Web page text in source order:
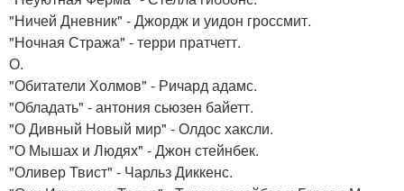
"Ничей Дневник" - Джордж и уидон гроссмит.
"Ночная Стража" - терри пратчетт.
О.
"Обитатели Холмов" - Ричард адамс.
"Обладать" - антония сьюзен байетт.
"О Дивный Новый мир" - Олдос хаксли.
"О Мышах и Людях" - Джон стейнбек.
"Оливер Твист" - Чарльз Диккенс.